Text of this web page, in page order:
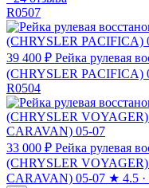
R0507
39 400 ₽ Рейка рулевая
(CHRYSLER PACIFICA)
R0504
33 000 ₽ Рейка рулевая
(CHRYSLER
CARAVAN) 05-07 ★ 4.5